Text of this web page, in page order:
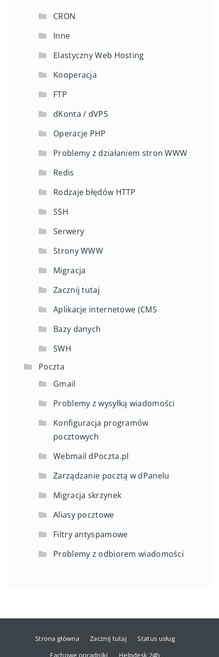
CRON
Inne
Elastyczny Web Hosting
Kooperacja
FTP
dKonta / dVPS
Operacje PHP
Problemy z działaniem stron WWW
Redis
Rodzaje błędów HTTP
SSH
Serwery
Strony WWW
Migracja
Zacznij tutaj
Aplikacje internetowe (CMS
Bazy danych
SWH
Poczta
Gmail
Problemy z wysyłką wiadomości
Konfiguracja programów
pocztowych
Webmail dPoczta.pl
Zarządzanie pocztą w dPanelu
Migracja skrzynek
Aliasy pocztowe
Filtry antyspamowe
Problemy z odbiorem wiadomości
Strona główna Zacznij tutaj
Status usług
Fachowe poradniki
Helpdesk 24h